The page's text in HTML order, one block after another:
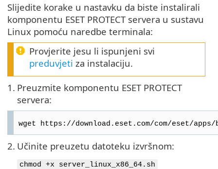
Slijedite korake u nastavku da biste instalirali
komponentu ESET PROTECT servera u sustavu
Linux pomoću naredbe terminala:
Provjerite jesu li ispunjeni svi
preduvjeti za instalaciju.
1. Preuzmite komponentu ESET PROTECT
servera:
wget https://download.eset.com/com/eset/
2. Učinite preuzetu datoteku izvršnom:
chmod +x server_linux_x86_64.sh